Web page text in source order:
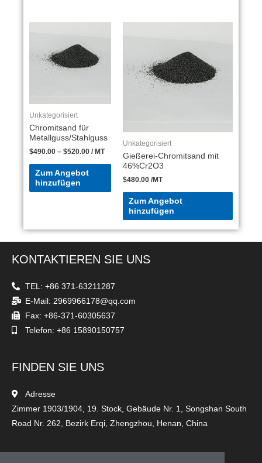
Unkategorisiert
Chromitsand für
Metallguss/Stahlguss
$490.00 – $520.00 / MT
Zum Angebot
hinzufügen
Unkategorisiert
Gießerei-Chromitsand mit
46%Cr2O3
$480.00 /MT
Zum Angebot
hinzufügen
KONTAKTIEREN SIE UNS
TEL: +86 371-63211287
E-Mail: 2969966178@qq.com
Fax: +86-371-60305637
Telefon: +86 15890150757
FINDEN SIE UNS
Adresse
Zimmer 1903/1904, 19. Stock, Gebäude Nr. 1, Songshan South
Road Nr. 262, Bezirk Erqi, Zhengzhou, Henan, China